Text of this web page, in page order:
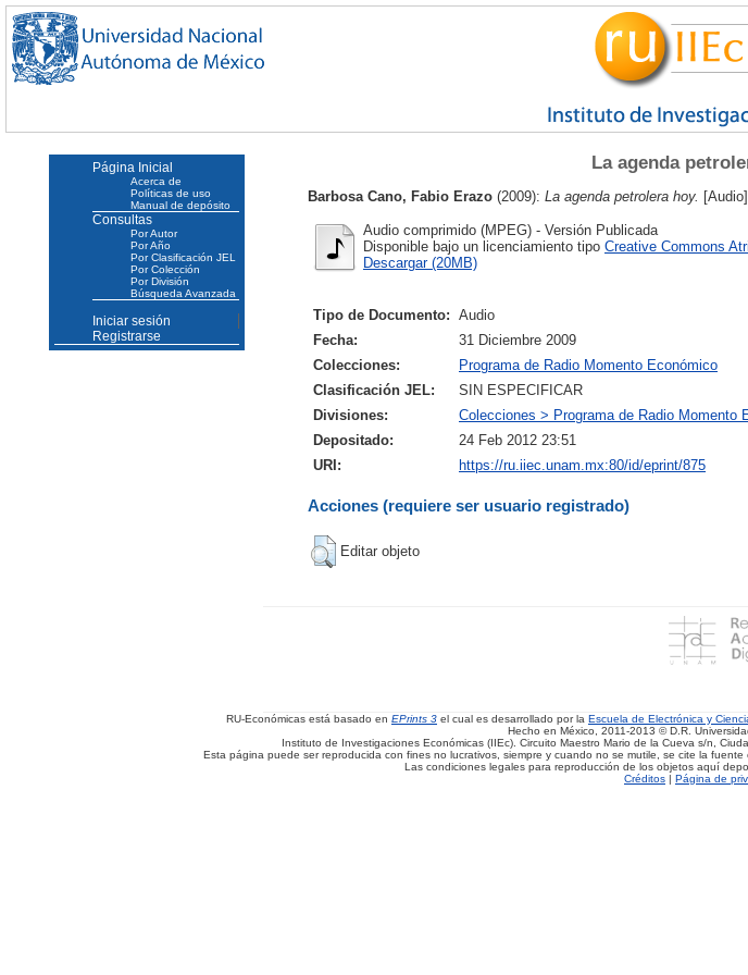
La agenda
Barbosa Cano, Fabio Erazo (2009): La agenda petrolera hoy. [Audio]
Audio comprimido (MPEG) - Versión Publicada
Disponible bajo un licenciamiento tipo Creative Commons
Descargar (20MB)
Tipo de Documento: Audio
Fecha:
31 Diciembre 2009
Colecciones:
Programa de Radio Momento Económico
Clasificación JEL:
SIN ESPECIFICAR
Divisiones:
Colecciones > Programa de Radio Momento
Depositado:
24 Feb 2012 23:51
URI:
https://ru.iiec.unam.mx:80/id/eprint/875
Acciones (requiere ser usuario registrado)
Editar objeto
Página Inicial
Acerca de
Políticas de uso
Manual de depósito
Consultas
Por Autor
Por Año
Por Clasificación JEL
Por Colección
Por División
Búsqueda Avanzada
Iniciar sesión
Registrarse
RU-Económicas está basado en EPrints 3 el cual es desarrollado por la Escuela de Electrónica y
Hecho en México, 2011-2013 © D.R.
Instituto de Investigaciones Económicas (IIEc). Circuito Maestro Mario de la Cueva s/n,
Esta página puede ser reproducida con fines no lucrativos, siempre y cuando no se mutile, se cite la
Las condiciones legales para reproducción de los objetos aquí
Créditos | Página de